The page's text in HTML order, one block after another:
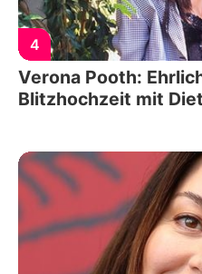
4
Verona Pooth:
Blitzhochzeit mit